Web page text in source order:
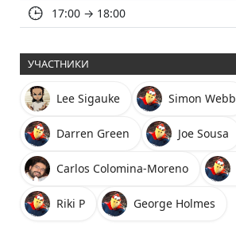
17:00 → 18:00
УЧАСТНИКИ
Lee Sigauke Simon Webb
Darren Green Joe Sousa
Carlos Colomina-Moreno
Riki P George Holmes